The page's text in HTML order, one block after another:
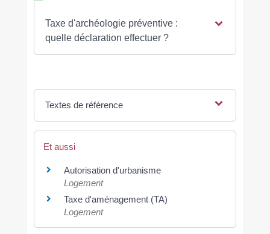
Taxe d'archéologie préventive :
quelle déclaration effectuer ?
Textes de référence
Et aussi
Autorisation d'urbanisme
Logement
Taxe d'aménagement (TA)
Logement